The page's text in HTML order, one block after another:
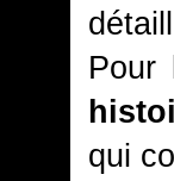
Pour
qui